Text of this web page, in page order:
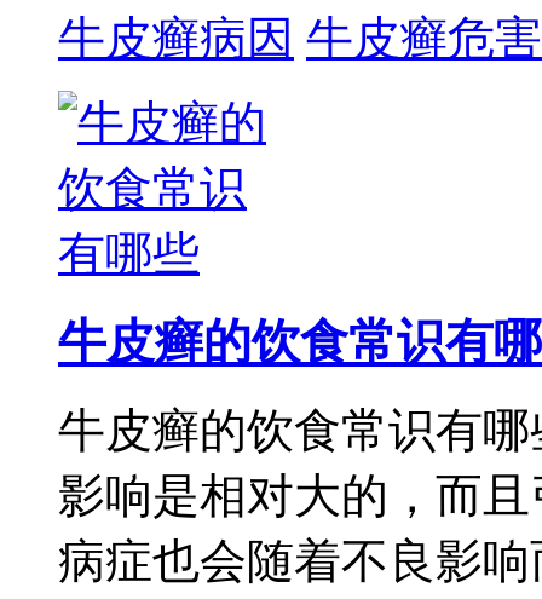
牛皮癣病因 牛皮癣危害
牛皮癣的饮食常识有哪
牛皮癣的饮食常识有
影响是相对大的，而
病症也会随着不良影